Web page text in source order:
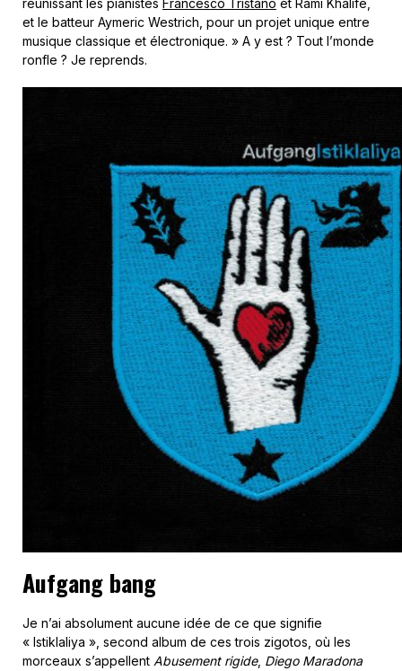
réunissant les pianistes Francesco Tristano et Rami Khalifé,
et le batteur Aymeric Westrich, pour un projet unique entre
musique classique et électronique. » A y est ? Tout l’monde
ronfle ? Je reprends.
Aufgang bang
Je n’ai absolument aucune idée de ce que signifie
« Istiklaliya », second album de ces trois zigotos, où les
morceaux s’appellent Abusement rigide, Diego Maradona